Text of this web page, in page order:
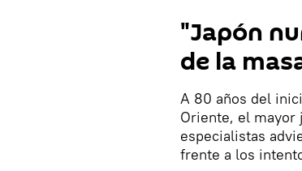
"Japón
de la
A 80 años del
Oriente, el mayor
especialistas
frente a los